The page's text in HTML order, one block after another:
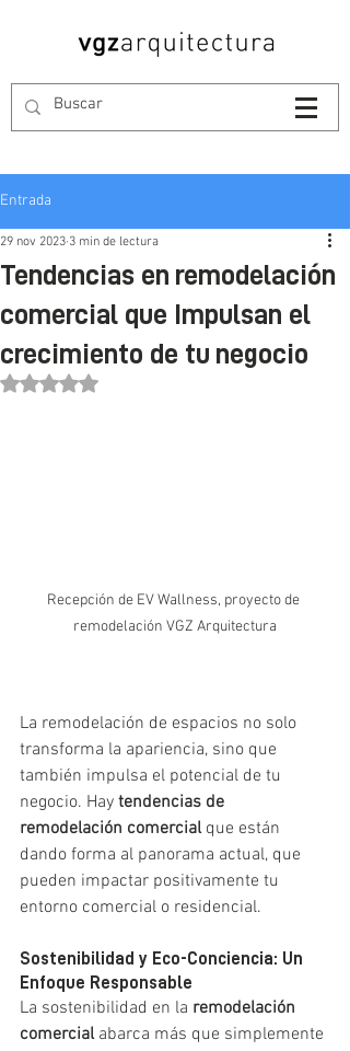
Entrada
Tendencias en remodelación
comercial que Impulsan el
crecimiento de tu negocio
29 nov 2023 3 min de lectura
Obtuvo NaN de 5 estrellas.
Recepción de EV Wallness, proyecto de
remodelación VGZ Arquitectura
La remodelación de espacios no solo
transforma la apariencia, sino que
también impulsa el potencial de tu
negocio. Hay tendencias de
remodelación comercial que están
dando forma al panorama actual, que
pueden impactar positivamente tu
entorno comercial o residencial.
Sostenibilidad y Eco-Conciencia: Un
Enfoque Responsable
La sostenibilidad en la remodelación
comercial abarca más que simplemente